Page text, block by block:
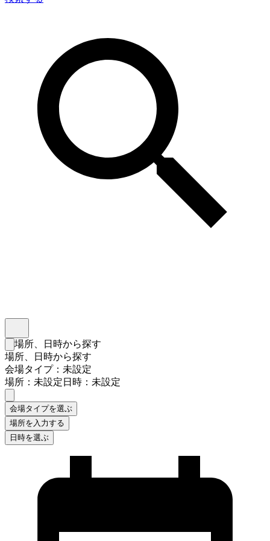
検索フォームを閉じる
場所、日時から探す
場所、日時から探す
会場タイプ：未設定
場所：未設定日時：未設定
会場タイプを選ぶ
場所を入力する
日時を選ぶ